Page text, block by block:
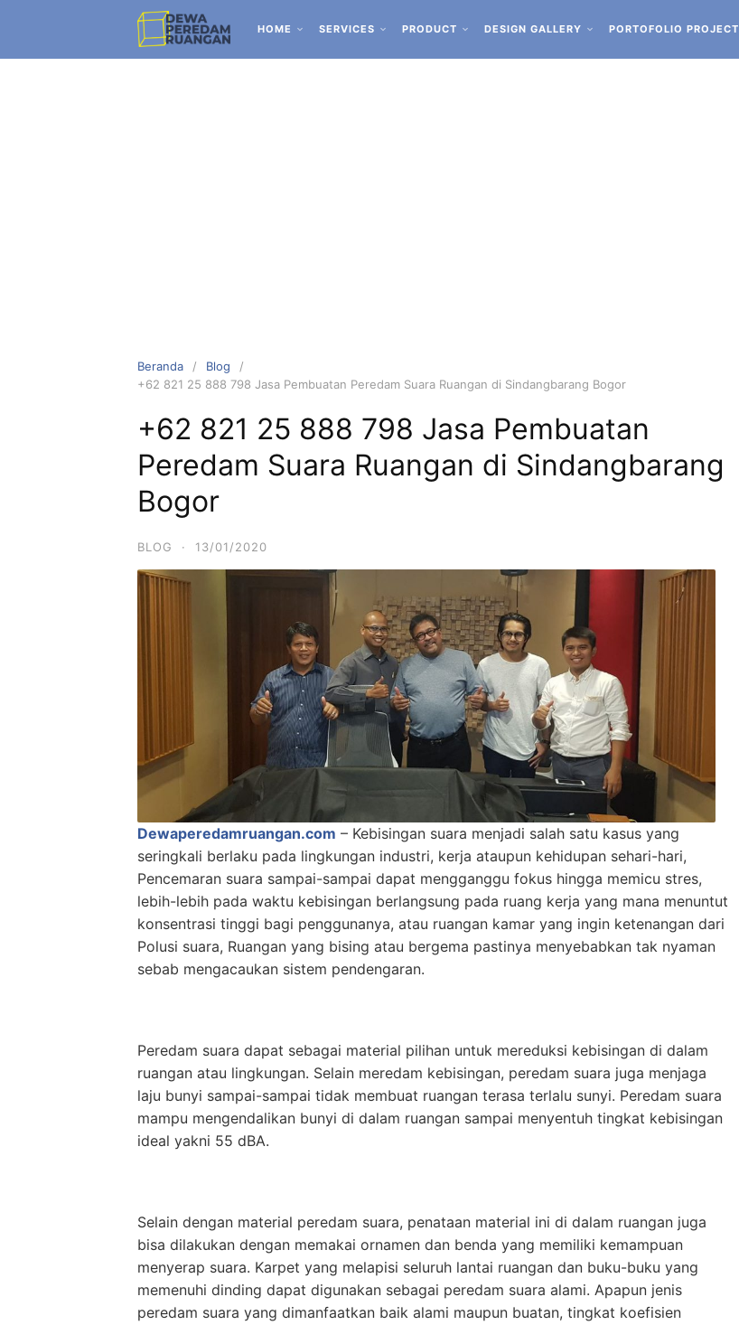
HOME SERVICES PRODUCT DESIGN GALLERY PORTOFOLIO PROJECT
Beranda
Blog
+62 821 25 888 798 Jasa Pembuatan Peredam Suara Ruangan di Sindangbarang Bogor
+62 821 25 888 798 Jasa Pembuatan
Peredam Suara Ruangan di Sindangbarang
Bogor
BLOG · 13/01/2020
Dewaperedamruangan.com – Kebisingan suara menjadi salah satu kasus yang
seringkali berlaku pada lingkungan industri, kerja ataupun kehidupan sehari-hari,
Pencemaran suara sampai-sampai dapat mengganggu fokus hingga memicu stres,
lebih-lebih pada waktu kebisingan berlangsung pada ruang kerja yang mana menuntut
konsentrasi tinggi bagi penggunanya, atau ruangan kamar yang ingin ketenangan dari
Polusi suara, Ruangan yang bising atau bergema pastinya menyebabkan tak nyaman
sebab mengacaukan sistem pendengaran.
Peredam suara dapat sebagai material pilihan untuk mereduksi kebisingan di dalam
ruangan atau lingkungan. Selain meredam kebisingan, peredam suara juga menjaga
laju bunyi sampai-sampai tidak membuat ruangan terasa terlalu sunyi. Peredam suara
mampu mengendalikan bunyi di dalam ruangan sampai menyentuh tingkat kebisingan
ideal yakni 55 dBA.
Selain dengan material peredam suara, penataan material ini di dalam ruangan juga
bisa dilakukan dengan memakai ornamen dan benda yang memiliki kemampuan
menyerap suara. Karpet yang melapisi seluruh lantai ruangan dan buku-buku yang
memenuhi dinding dapat digunakan sebagai peredam suara alami. Apapun jenis
peredam suara yang dimanfaatkan baik alami maupun buatan, tingkat koefisien